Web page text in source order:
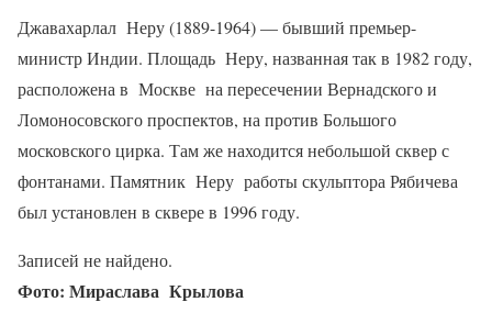
Джавахарлал Неру (1889-1964) — бывший премьер-
министр Индии. Площадь Неру, названная так в 1982 году,
расположена в Москве на пересечении Вернадского и
Ломоносовского проспектов, на против Большого
московского цирка. Там же находится небольшой сквер с
фонтанами. Памятник Неру работы скульптора Рябичева
был установлен в сквере в 1996 году.
Записей не найдено.
Фото: Мираслава Крылова